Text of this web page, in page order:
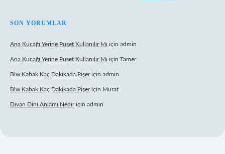
SON YORUMLAR
Ana Kucağı Yerine Puset Kullanılır Mı için admin
Ana Kucağı Yerine Puset Kullanılır Mı için Tamer
Blw Kabak Kaç Dakikada Pişeriçin admin
Blw Kabak Kaç Dakikada Pişeriçin Murat
Divan Dini Anlamı Nediriçin admin